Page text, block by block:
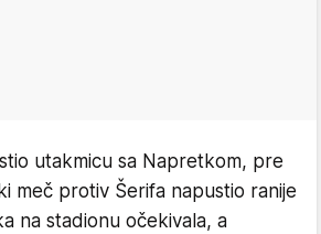
utakmicu sa Napretkom, pre
meč protiv Šerifa napustio ranije
na stadionu očekivala, a